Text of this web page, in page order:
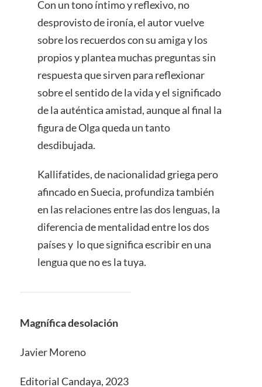
Con un tono íntimo y reflexivo, no
desprovisto de ironía, el autor vuelve
sobre los recuerdos con su amiga y los
propios y plantea muchas preguntas sin
respuesta que sirven para reflexionar
sobre el sentido de la vida y el significado
de la auténtica amistad, aunque al final la
figura de Olga queda un tanto
desdibujada.
Kallifatides, de nacionalidad griega pero
afincado en Suecia, profundiza también
en las relaciones entre las dos lenguas, la
diferencia de mentalidad entre los dos
países y lo que significa escribir en una
lengua que no es la tuya.
Magnífica desolación
Javier Moreno
Editorial Candaya, 2023